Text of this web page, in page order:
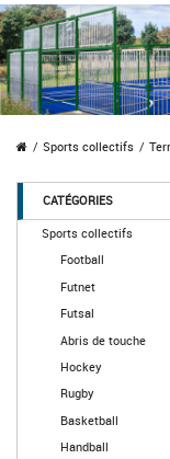
Sports collectifs
CATÉGORIES
Sports collectifs
Football
Futnet
Futsal
Abris de touche
Hockey
Rugby
Basketball
Handball